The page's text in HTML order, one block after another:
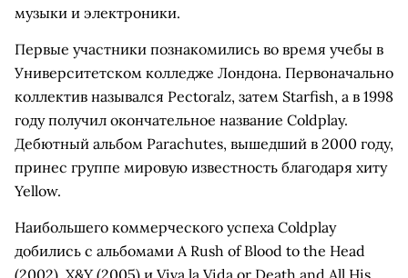
музыки и электроники.
Первые участники познакомились во время учебы в
Университетском колледже Лондона. Первоначально
коллектив назывался Pectoralz, затем Starfish, а в 1998
году получил окончательное название Coldplay.
Дебютный альбом Parachutes, вышедший в 2000 году,
принес группе мировую известность благодаря хиту
Yellow.
Наибольшего коммерческого успеха Coldplay
добились с альбомами A Rush of Blood to the Head
(2002), X&Y (2005) и Viva la Vida or Death and All His